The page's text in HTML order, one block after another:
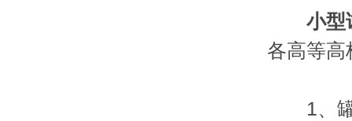
小型
各高等高
1、罐